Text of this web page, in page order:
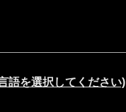
語を選択してください)